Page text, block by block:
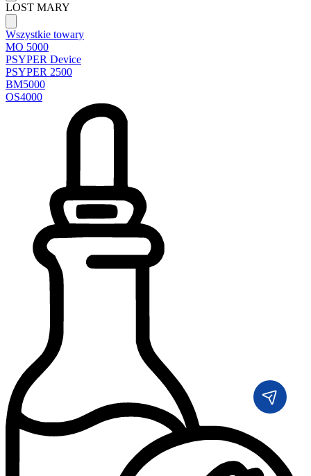
LOST MARY
Wszystkie towary
MO 5000
PSYPER Device
PSYPER 2500
BM5000
OS4000